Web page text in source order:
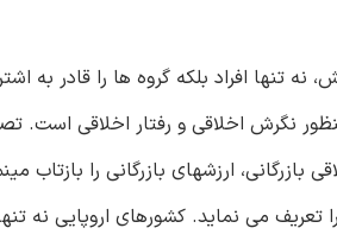
تنها افراد بلکه گروه ها را قادر به
نگرش اخلاقی و رفتار اخلاقی است.
ارزشهای بازرگانی را بازتاب
تعریف می نماید. کشورهای اروپایی نه